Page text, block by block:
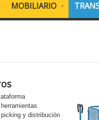
MOBILIARIO
y distribución